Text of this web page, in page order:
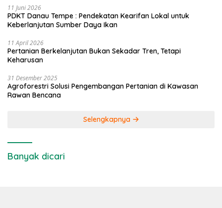
11 Juni 2026
PDKT Danau Tempe : Pendekatan Kearifan Lokal untuk
Keberlanjutan Sumber Daya Ikan
11 April 2026
Pertanian Berkelanjutan Bukan Sekadar Tren, Tetapi
Keharusan
31 Desember 2025
Agroforestri Solusi Pengembangan Pertanian di Kawasan
Rawan Bencana
Selengkapnya
Banyak dicari